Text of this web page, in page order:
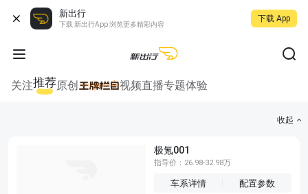
新出行
下载 新出行App 浏览更多精彩内容
下载 App
关注推荐原创 视频直播专题体验
收起
极氪001
指导价：26.98-32.98万
车系详情 配置参数